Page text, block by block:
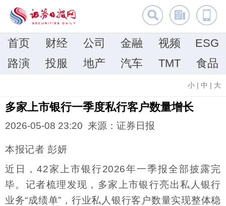
首页 财经 公司 金融 视频
ESG
路演
投服 地产 汽车 TMT 食品
小 | 中 | 大
多家上市银行一季度私行客户数量增长
2026-05-08 23:20 来源：证券日报
本报记者 彭妍
近日，42家上市银行2026年一季报全部披露完
毕。记者梳理发现，多家上市银行亮出私人银行
业务“成绩单”，行业私人银行客户数量实现整体稳